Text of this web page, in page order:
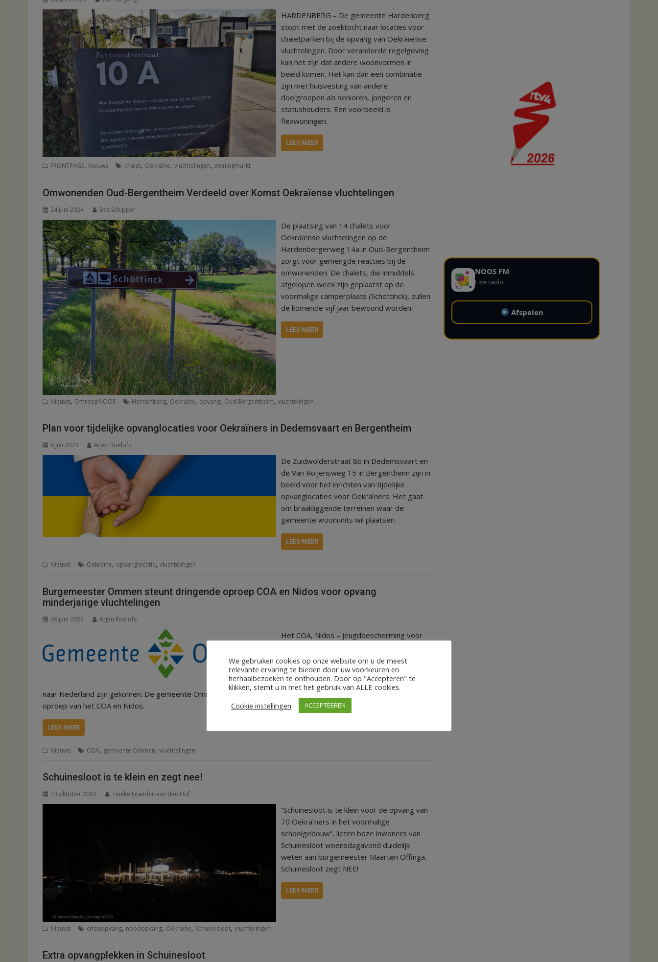
HARDENBERG – De gemeente Hardenberg
stopt met de zoektocht naar locaties voor
chaletparken bij de opvang van Oekraïense
vluchtelingen. Door veranderde regelgeving
kan het zijn dat andere woonvormen in
beeld komen. Het kan dan een combinatie
zijn met huisvesting van andere
doelgroepen als senioren, jongeren en
statushouders. Een voorbeeld is
flexwoningen.
LEES MEER
FRONTPAGE, Nieuws chalet, Oekraïne, vluchtelingen, woningmarkt
Omwonenden Oud-Bergentheim Verdeeld over Komst Oekraïense vluchtelingen
24 juni 2024 Bas Schipper
De plaatsing van 14 chalets voor
Oekraïense vluchtelingen op de
Hardenbergerweg 14a in Oud-Bergentheim
zorgt voor gemengde reacties bij de
omwonenden. De chalets, die inmiddels
afgelopen week zijn geplaatst op de
voormalige camperplaats (Schöttinck), zullen
de komende vijf jaar bewoond worden.
LEES MEER
Nieuws, OmroepNOOS Hardenberg, Oekraïne, opvang, Oud Bergentheim, vluchtelingen
Plan voor tijdelijke opvanglocaties voor Oekraïners in Dedemsvaart en Bergentheim
6 juli 2023 Arjen Roelofs
De Zuidwolderstraat 8b in Dedemsvaart en
de Van Roijensweg 15 in Bergentheim zijn in
beeld voor het inrichten van tijdelijke
opvanglocaties voor Oekraïners. Het gaat
om braakliggende terreinen waar de
gemeente woonunits wil plaatsen.
LEES MEER
Nieuws Oekraïne, opvanglocatie, vluchtelingen
Burgemeester Ommen steunt dringende oproep COA en Nidos voor opvang
minderjarige vluchtelingen
30 juni 2023 Arjen Roelofs
Het COA, Nidos – jeugdbescherming voor
Nidos roepen gemeenten gezamenlijk op
om eerder dan gepland dit jaar opvang te
regelen voor jonge vluchtelingen die alleen
naar Nederland zijn gekomen. De gemeente Ommen is al betrokken bij deze opvang. De burgemeester steunt de
oproep van het COA en Nidos.
LEES MEER
Nieuws COA, gemeente Ommen, vluchtelingen
Schuinesloot is te klein en zegt nee!
13 oktober 2022 Tineke Eilander-van den Hof
“Schuinesloot is te klein voor de opvang van
70 Oekraïners in het voormalige
schoolgebouw”, lieten boze inwoners van
Schuinesloot woensdagavond duidelijk
weten aan burgemeester Maarten Offinga.
Schuinesloot zegt NEE!
LEES MEER
Nieuws crisisopvang, noodopvang, Oekraïne, Schuinesloot, vluchtelingen
Extra opvangplekken in Schuinesloot
NOOS FM
Live radio
Afspelen
We gebruiken cookies op onze website om u de meest
relevante ervaring te bieden door uw voorkeuren en
herhaalbezoeken te onthouden. Door op "Accepteren" te
klikken, stemt u in met het gebruik van ALLE cookies.
Cookie instellingen
ACCEPTEEREN